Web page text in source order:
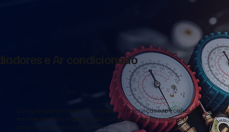
e Ar condicionado
Soluções para linha leve e pesada, com serviços especializados
em manutenção, higienização, carga de gás e fornecimento de
peças novas e recondicionadas.